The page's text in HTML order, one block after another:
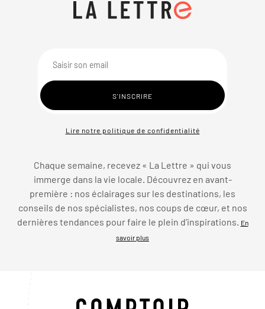
Lire notre politique de confidentialité
Chaque semaine, recevez « La Lettre » qui vous
immerge dans la vie locale. Découvrez en avant-
première : nos éclairages sur les destinations, les
conseils de nos spécialistes, nos coups de cœur, et nos
dernières tendances pour faire le plein d’inspirations.
En
savoir plus